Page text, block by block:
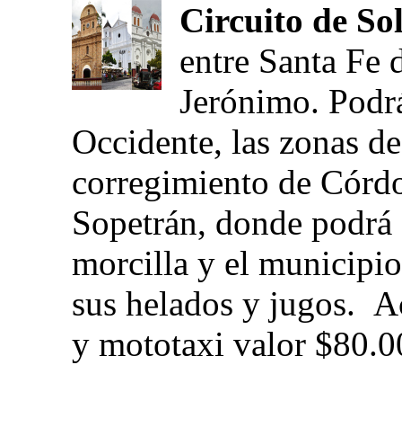
Circuito de
entre Santa Fe
Jerónimo.
Occidente, las zonas
corregimiento de
Sopetrán, donde
morcilla y el
sus helados y jugos.
y mototaxi valor